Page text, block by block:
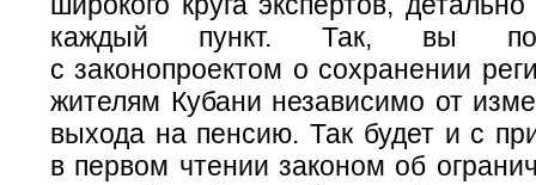
каждый пункт. Так, вы
с законопроектом о сохранении
жителям Кубани независимо от
выхода на пенсию. Так будет и с
в первом чтении законом об